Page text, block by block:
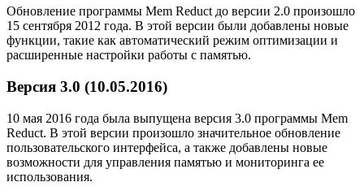
Обновление программы Mem Reduct до версии 2.0 произошло
15 сентября 2012 года. В этой версии были добавлены новые
функции, такие как автоматический режим оптимизации и
расширенные настройки работы с памятью.
Версия 3.0 (10.05.2016)
10 мая 2016 года была выпущена версия 3.0 программы Mem
Reduct. В этой версии произошло значительное обновление
пользовательского интерфейса, а также добавлены новые
возможности для управления памятью и мониторинга ее
использования.